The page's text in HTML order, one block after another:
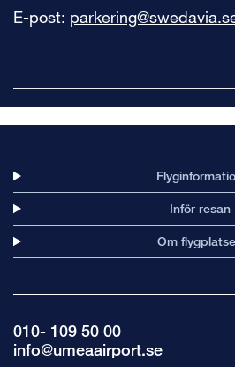
E-post:
Inför resan
Om
010- 109 50 00
info@umeaairport.se